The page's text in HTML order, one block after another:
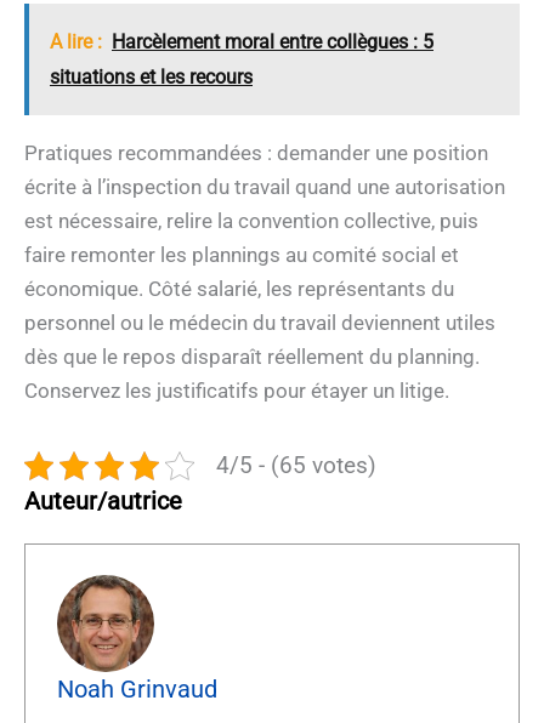
A lire : Harcèlement moral entre collègues : 5
situations et les recours
Pratiques recommandées : demander une position
écrite à l’inspection du travail quand une autorisation
est nécessaire, relire la convention collective, puis
faire remonter les plannings au comité social et
économique. Côté salarié, les représentants du
personnel ou le médecin du travail deviennent utiles
dès que le repos disparaît réellement du planning.
Conservez les justificatifs pour étayer un litige.
4/5 - (65 votes)
Auteur/autrice
Noah Grinvaud